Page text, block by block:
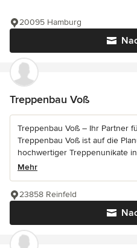
20095 Hamburg
Treppenbau Voß
Treppenbau Voß – Ihr Partner
Treppenbau Voß ist auf die
hochwertiger Treppenunikate
Mehr
23858 Reinfeld